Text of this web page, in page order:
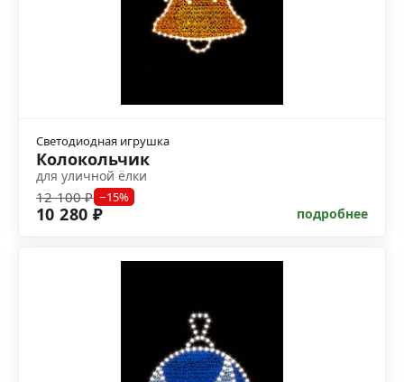
Светодиодная игрушка
Колокольчик
для уличной ёлки
12 100 ₽ −15%
10 280 ₽ подробнее